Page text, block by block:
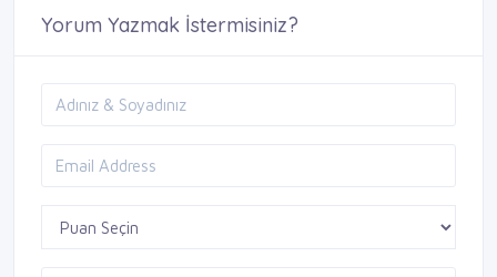
Yorum Yazmak İstermisiniz?